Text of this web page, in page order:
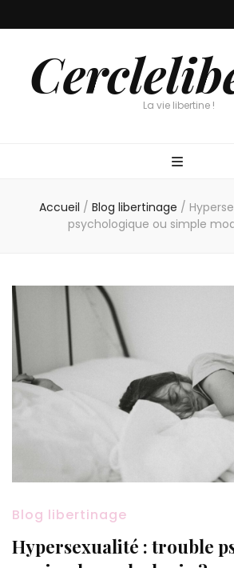
La vie libertine !
Accueil / Blog libertinage /
psychologique ou simple
Blog libertinage
Hypersexualité : trouble